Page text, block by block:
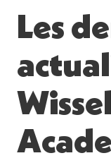
Les